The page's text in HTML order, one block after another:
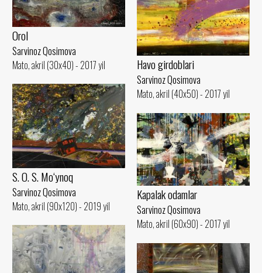
Orol
Sarvinoz Qosimova
Mato, akril (30x40) - 2017 yil
Havo girdoblari
Sarvinoz Qosimova
Mato, akril (40x50) - 2017 yil
S. O. S. Mo‘ynoq
Sarvinoz Qosimova
Mato, akril (90x120) - 2019 yil
Kapalak odamlar
Sarvinoz Qosimova
Mato, akril (60x90) - 2017 yil